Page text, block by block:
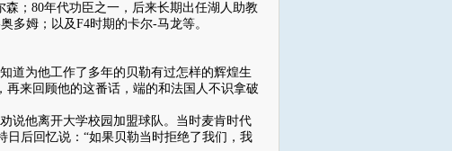
；80年代功臣之一，后来长期出任湖人助教
多姆；以及F4时期的卡尔-马龙等。
为他工作了多年的贝勒有过怎样的辉煌生
来回顾他的这番话，端的和法国人不识拿破
他离开大学校园加盟球队。当时麦肯时代
日后回忆说：“如果贝勒当时拒绝了我们，我